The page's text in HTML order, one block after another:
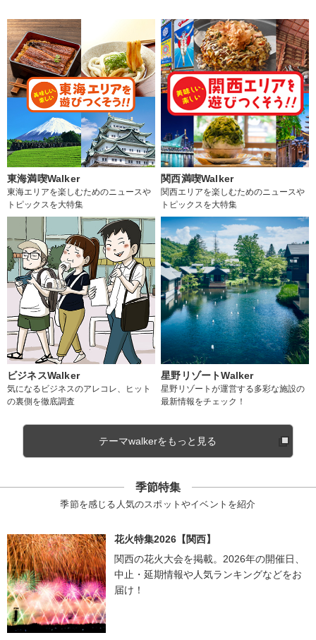
東海満喫Walker
東海エリアを楽しむためのニュースや
トピックスを大特集
関西満喫Walker
関西エリアを楽しむためのニュースや
トピックスを大特集
ビジネスWalker
気になるビジネスのアレコレ、ヒット
の裏側を徹底調査
星野リゾートWalker
星野リゾートが運営する多彩な施設の
最新情報をチェック！
テーマwalkerをもっと見る
季節特集
季節を感じる人気のスポットやイベントを紹介
花火特集2026【関西】
関西の花火大会を掲載。2026年の開催日、
中止・延期情報や人気ランキングなどをお
届け！